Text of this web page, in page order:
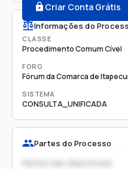
Criar Conta Grátis
Informações do
CLASSE
Procedimento Comum Cível
FORO
Fórum da Comarca de
SISTEMA
CONSULTA_UNIFICADA
Partes do Processo
Partes não disponíveis